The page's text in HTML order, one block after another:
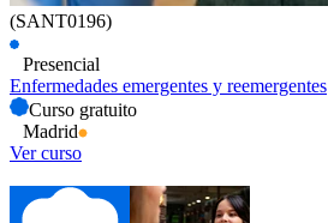
(SANT0196)
Presencial
Enfermedades emergentes y reemergentes
Curso gratuito
Madrid
Ver curso